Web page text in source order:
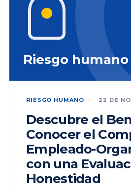
Riesgo humano
RIESGO HUMANO 22 DE
Descubre el
Conocer el
Empleado-
con una
Honestidad